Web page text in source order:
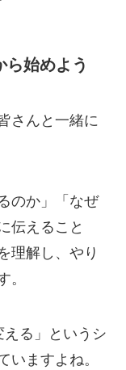
ら始めよう
さんと一緒に
のか」「なぜ
伝えること
理解し、やり
。
る」というシ
いますよね。